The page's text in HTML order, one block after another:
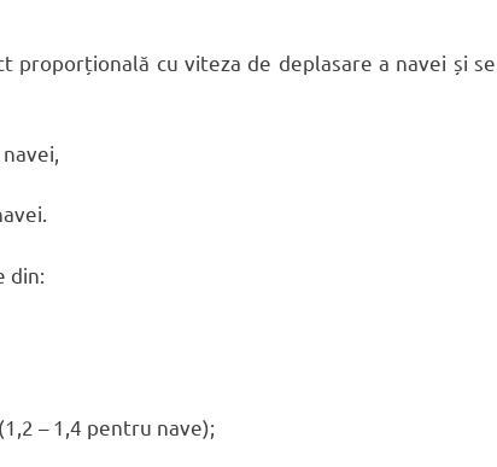
proporțională cu viteza de deplasare a navei și se
din:
– 1,4 pentru nave);